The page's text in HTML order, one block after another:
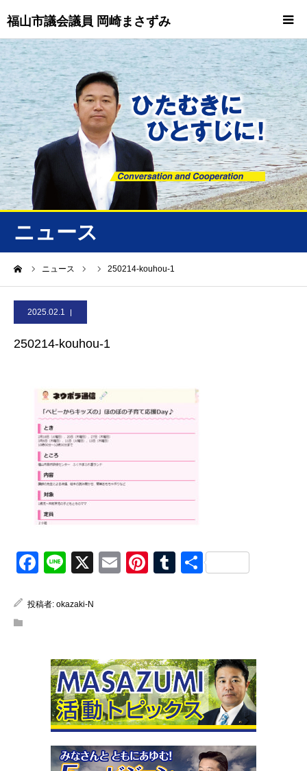
福山市議会議員 岡崎まさずみ
ニュース
ニュース 250214-kouhou-1
2025.02.1
250214-kouhou-1
Facebook
Line
X EmailPinterest
Tumblr
共
投稿者: okazaki-N
HOME
重要情報
プロフィール
ニュース/トピックス
ニュース